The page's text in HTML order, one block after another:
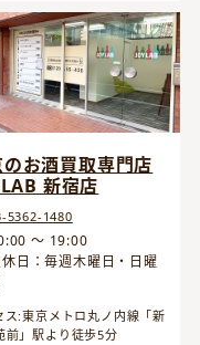
お酒買取専門店
新宿店
5362-1480
～ 19:00
日：毎週木曜日・日曜
ス:東京メトロ丸ノ内線「新
前」駅より徒歩5分